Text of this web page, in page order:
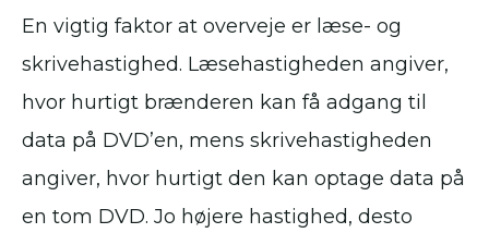
En vigtig faktor at overveje er læse- og
skrivehastighed. Læsehastigheden angiver,
hvor hurtigt brænderen kan få adgang til
data på DVD’en, mens skrivehastigheden
angiver, hvor hurtigt den kan optage data på
en tom DVD. Jo højere hastighed, desto